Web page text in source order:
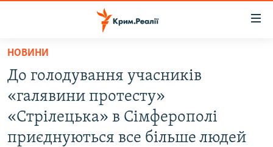
Перейти
основного
матеріалу
Перейти
до
основної
ВОДА.КРИМ
ВІДЕО ТА ФОТО
НОВИНИ
До голодування учасників
«галявини протесту»
«Стрілецька» в Сімферополі
приєднуються все більше людей